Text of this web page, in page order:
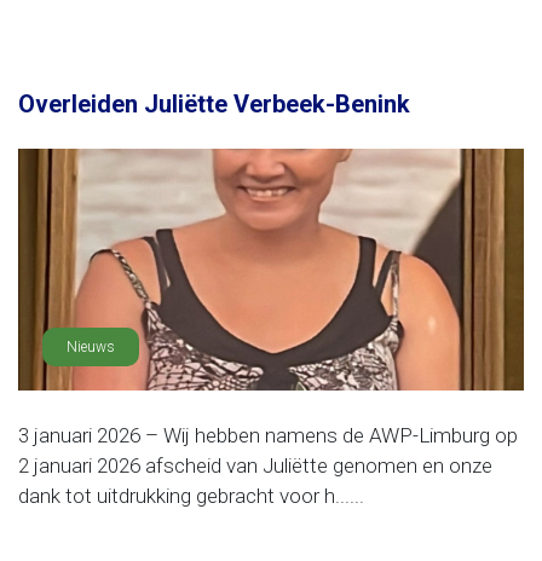
Overleiden Juliëtte Verbeek-Benink
Nieuws
3 januari 2026 – Wij hebben namens de AWP-Limburg op
2 januari 2026 afscheid van Juliëtte genomen en onze
dank tot uitdrukking gebracht voor h......